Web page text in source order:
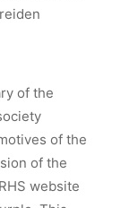
of the
of the
of the
website